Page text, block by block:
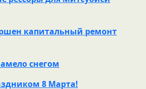
капитальный ремонт
снегом
8 Марта!